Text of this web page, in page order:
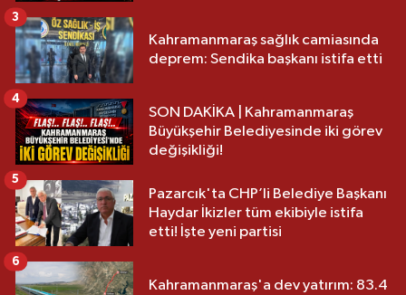
Kahramanmaraş sağlık camiasında
deprem: Sendika başkanı istifa etti
3
SON DAKİKA | Kahramanmaraş
Büyükşehir Belediyesinde iki görev
değişikliği!
4
Pazarcık'ta CHP’li Belediye Başkanı
Haydar İkizler tüm ekibiyle istifa
etti! İşte yeni partisi
5
Kahramanmaraş'a dev yatırım: 83.4
6